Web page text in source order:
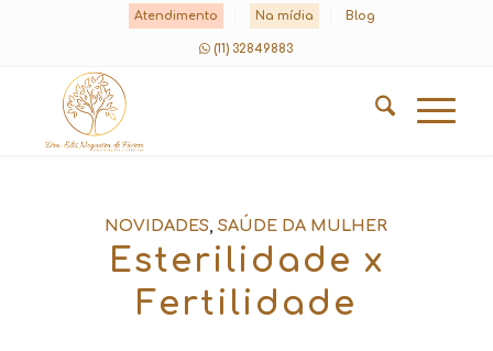
Atendimento Na mídia Blog
(11) 32849883
NOVIDADES ,SAÚDE DA MULHER
Esterilidade x
Fertilidade